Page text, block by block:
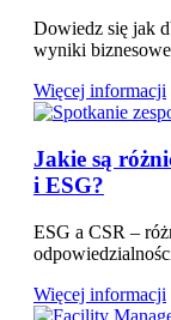
Dowiedz się jak
wyniki
Więcej informacji
Jakie są
i ESG?
ESG a CSR –
Więcej informacji